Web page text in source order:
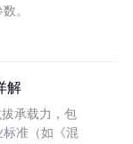
。
解
承载力，包
准（如《混